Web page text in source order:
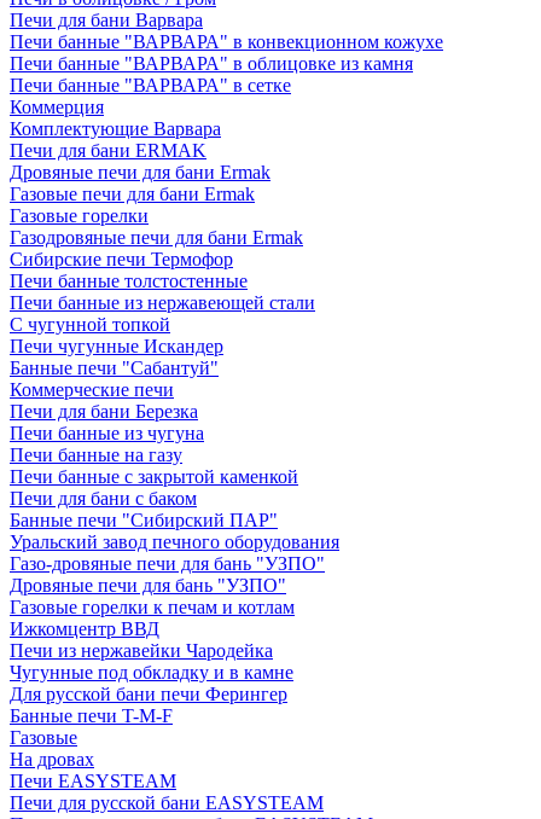
Печи для бани Варвара
Печи банные "ВАРВАРА" в конвекционном кожухе
Печи банные "ВАРВАРА" в облицовке из камня
Печи банные "ВАРВАРА" в сетке
Коммерция
Комплектующие Варвара
Печи для бани ERMAK
Дровяные печи для бани Ermak
Газовые печи для бани Ermak
Газовые горелки
Газодровяные печи для бани Ermak
Сибирские печи Термофор
Печи банные толстостенные
Печи банные из нержавеющей стали
С чугунной топкой
Печи чугунные Искандер
Банные печи "Сабантуй"
Коммерческие печи
Печи для бани Березка
Печи банные из чугуна
Печи банные на газу
Печи банные с закрытой каменкой
Печи для бани с баком
Банные печи "Сибирский ПАР"
Уральский завод печного оборудования
Газо-дровяные печи для бань "УЗПО"
Дровяные печи для бань "УЗПО"
Газовые горелки к печам и котлам
Ижкомцентр ВВД
Печи из нержавейки Чародейка
Чугунные под обкладку и в камне
Для русской бани печи Ферингер
Банные печи T-M-F
Газовые
На дровах
Печи EASYSTEAM
Печи для русской бани EASYSTEAM